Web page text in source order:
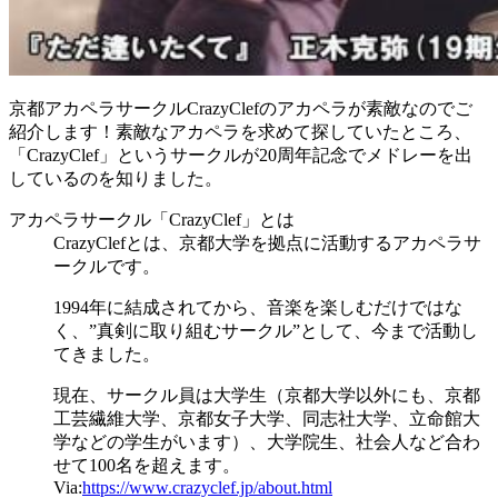
京都アカペラサークルCrazyClefのアカペラが素敵なのでご
紹介します！素敵なアカペラを求めて探していたところ、
「CrazyClef」というサークルが20周年記念でメドレーを出
しているのを知りました。
アカペラサークル「CrazyClef」とは
CrazyClefとは、京都大学を拠点に活動するアカペラサ
ークルです。
1994年に結成されてから、音楽を楽しむだけではな
く、”真剣に取り組むサークル”として、今まで活動し
てきました。
現在、サークル員は大学生（京都大学以外にも、京都
工芸繊維大学、京都女子大学、同志社大学、立命館大
学などの学生がいます）、大学院生、社会人など合わ
せて100名を超えます。
Via:https://www.crazyclef.jp/about.html